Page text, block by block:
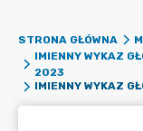
STRONA GŁÓWNA
IMIENNY WYKAZ
2023